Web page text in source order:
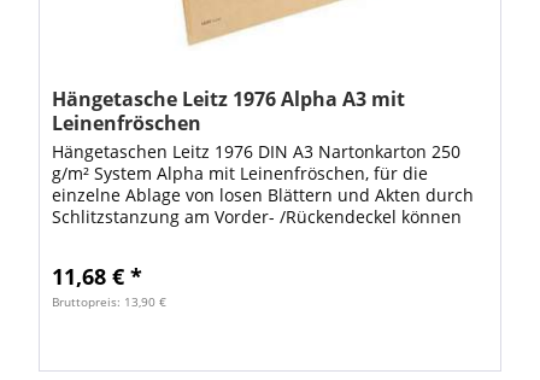
Hängetasche Leitz 1976 Alpha A3 mit
Leinenfröschen
Hängetaschen Leitz 1976 DIN A3 Nartonkarton 250
g/m² System Alpha mit Leinenfröschen, für die
einzelne Ablage von losen Blättern und Akten durch
Schlitzstanzung am Vorder- /Rückendeckel können
11,68 € *
Bruttopreis: 13,90 €